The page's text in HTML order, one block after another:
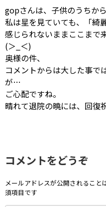
gopさんは、子供のうちか
私は星を見ていても、「綺
感じられないままここまで
(＞_＜)
奥様の件、
コメントからは大した事で
が…
ご心配ですね。
晴れて退院の曉には、回復
コメントをどうぞ
メールアドレスが公開されること
須項目です